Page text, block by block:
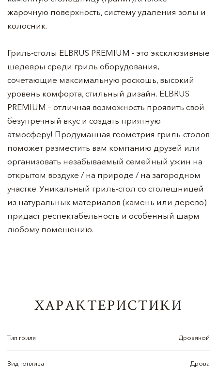
жарочную поверхность, систему удаления золы и
колосник.
Гриль-столы ELBRUS PREMIUM - это эксклюзивные
шедевры среди гриль оборудования,
сочетающие максимальную роскошь, высокий
уровень комфорта, стильный дизайн. ELBRUS
PREMIUM – отличная возможность проявить свой
безупречный вкус и создать приятную
атмосферу! Продуманная геометрия гриль-столов
поможет разместить вам компанию друзей или
организовать незабываемый семейный ужин на
открытом воздухе / на природе / на загородном
участке. Уникальный гриль-стол со столешницей
из натуральных материалов (камень или дерево)
придаст респектабельность и особенный шарм
любому помещению.
ХАРАКТЕРИСТИКИ
Тип гриля Дровяной
Вид топлива Дрова